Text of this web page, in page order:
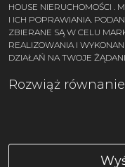
HOUSE NIERUCHOMOŚCI .
I ICH POPRAWIANIA.
ZBIERANE SĄ W CELU
REALIZOWANIA I
DZIAŁAŃ NA TWOJE
Rozwiąż